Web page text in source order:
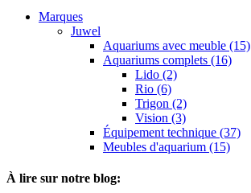
Marques
Juwel
Aquariums avec meuble (15)
Aquariums complets (16)
Lido (2)
Rio (6)
Trigon (2)
Vision (3)
Équipement technique (37)
Meubles d'aquarium (15)
À lire sur notre blog: